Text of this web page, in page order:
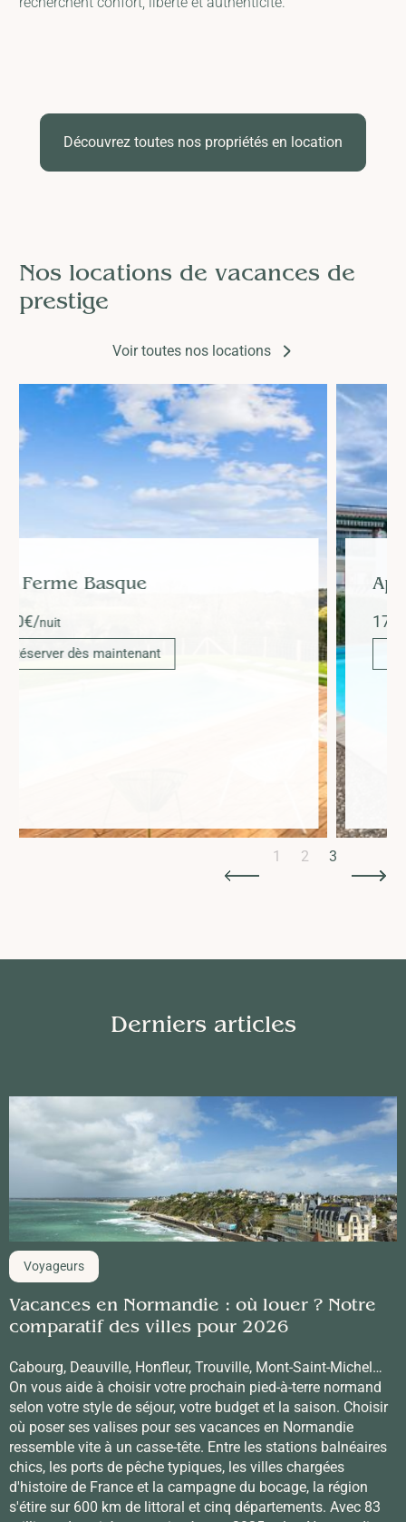
Découvrez toutes nos propriétés en location
Nos locations de vacances de
prestige
Voir toutes nos locations
Appartement Iris
179
Réserver dès maintenant
1 2 3
Derniers articles
Voyageurs
Vacances en Normandie : où louer ? Notre
comparatif des villes pour 2026
Cabourg, Deauville, Honfleur, Trouville, Mont-Saint-Michel…
On vous aide à choisir votre prochain pied-à-terre normand
selon votre style de séjour, votre budget et la saison. Choisir
où poser ses valises pour ses vacances en Normandie
ressemble vite à un casse-tête. Entre les stations balnéaires
chics, les ports de pêche typiques, les villes chargées
d'histoire de France et la campagne du bocage, la région
s'étire sur 600 km de littoral et cinq départements. Avec 83